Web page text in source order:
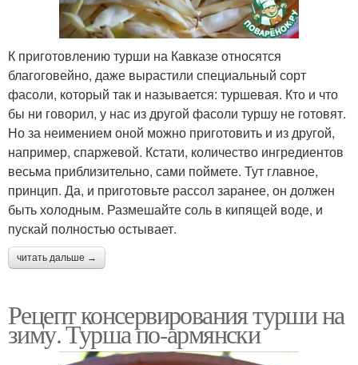
К приготовлению турши на Кавказе относятся
благоговейно, даже вырастили специальный сорт
фасоли, который так и называется: туршевая. Кто и что
бы ни говорил, у нас из другой фасоли туршу не готовят.
Но за неимением оной можно приготовить и из другой,
например, спаржевой. Кстати, количество ингредиентов
весьма приблизительно, сами поймете. Тут главное,
принцип. Да, и приготовьте рассол заранее, он должен
быть холодным. Размешайте соль в кипящей воде, и
пускай полностью остывает.
читать дальше →
Рецепт консервирования турши на
зиму. Турша по-армянски